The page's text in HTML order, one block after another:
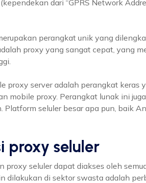
dari “GPRS Network
perangkat unik yang
proxy yang sangat cepat, yang
proxy server adalah perangkat keras
mobile proxy. Perangkat lunak ini
Platform seluler besar apa pun, baik
proxy seluler
proxy seluler dapat diakses oleh
dilakukan di sektor swasta adalah